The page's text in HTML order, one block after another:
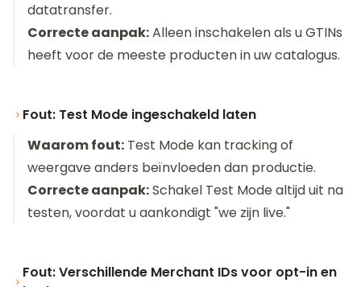
datatransfer.
Correcte aanpak:Alleen inschakelen als u GTINs
heeft voor de meeste producten in uw catalogus.
Fout: Test Mode ingeschakeld laten
Waarom fout: Test Mode kan tracking of
weergave anders beïnvloeden dan productie.
Correcte aanpak:Schakel Test Mode altijd uit na
testen, voordat u aankondigt "we zijn live."
Fout: Verschillende Merchant IDs voor opt-in en